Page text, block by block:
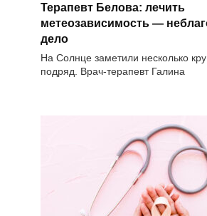
Терапевт Белова: лечить
метеозависимость —
дело
На Солнце заметили несколько
подряд. Врач-терапевт Галина